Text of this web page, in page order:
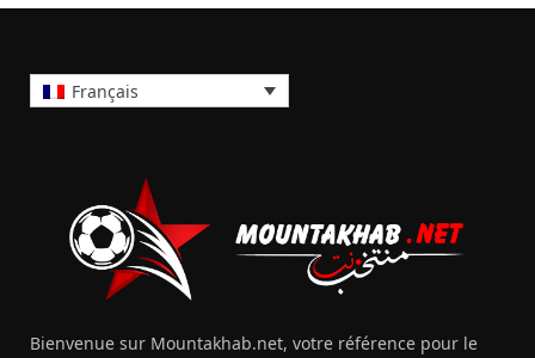
Français
Bienvenue sur Mountakhab.net, votre référence pour le